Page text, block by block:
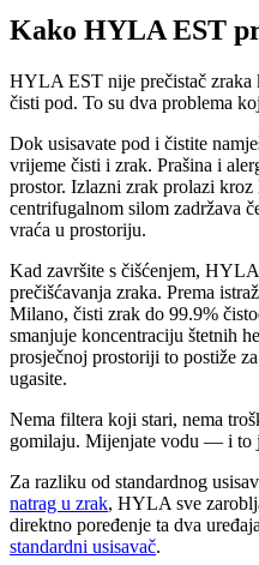
Kako HYLA EST
HYLA EST nije prečistač
čisti pod. To su dva problema
Dok usisavate pod i čistite
vrijeme čisti i zrak. Prašina i
prostor. Izlazni zrak prolazi kroz
centrifugalnom silom zadržava
vraća u prostoriju.
Kad završite s čišćenjem,
prečišćavanja zraka. Prema
Milano, čisti zrak do 99.9%
smanjuje koncentraciju štetnih
prosječnoj prostoriji to postiže
ugasite.
Nema filtera koji stari, nema
gomilaju. Mijenjate vodu — i to
Za razliku od standardnog
natrag u zrak, HYLA sve
direktno poređenje ta dva
standardni usisavač.